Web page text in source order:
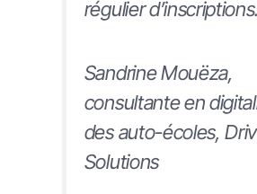
régulier
Sandrine Mouëza,
consultante en
des auto-écoles,
Solutions